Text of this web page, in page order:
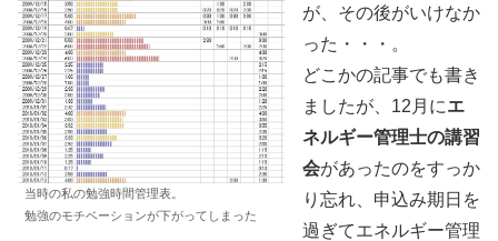
当時の私の勉強時間管理表。
勉強のモチベーションが下がってしまった
が、その後がいけなか
った・・・。
どこかの記事でも書き
ましたが、12月にエ
ネルギー管理士の講習
会があったのをすっか
り忘れ、申込み期日を
過ぎてエネルギー管理